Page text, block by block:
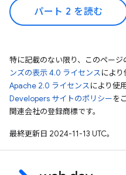
パート 2 を読む
特に記載のない限り、このページ
ンズの表示 4.0 ライセンスによ
Apache 2.0 ライセンスにより使
Developers サイトのポリシーを
関連会社の登録商標です。
最終更新日 2024-11-13 UTC。